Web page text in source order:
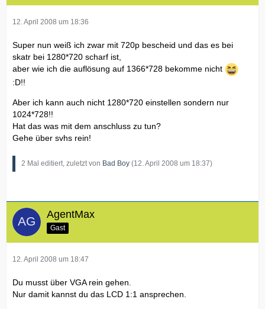
12. April 2008 um 18:36
Super nun weiß ich zwar mit 720p bescheid und das es bei
skatr bei 1280*720 scharf ist,
aber wie ich die auflösung auf 1366*728 bekomme nicht
:D!!
Aber ich kann auch nicht 1280*720 einstellen sondern nur
1024*728!!
Hat das was mit dem anschluss zu tun?
Gehe über svhs rein!
2 Mal editiert, zuletzt von Bad Boy (12. April 2008 um 18:37)
AgentMax
Gast
12. April 2008 um 18:47
Du musst über VGA rein gehen.
Nur damit kannst du das LCD 1:1 ansprechen.